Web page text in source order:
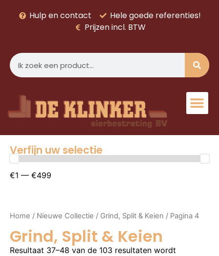
Hulp en contact
Hele goede referenties!
Prijzen incl. BTW
Verfijn uw selectie
€1 — €499
Home / Nieuwe Collectie / Grind, Split & Keien / Pagina 4
Grind, Split & Keien
Resultaat 37–48 van de 103 resultaten wordt